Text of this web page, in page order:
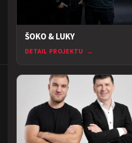
ŠOKO & LUKY
DETAIL PROJEKTU →